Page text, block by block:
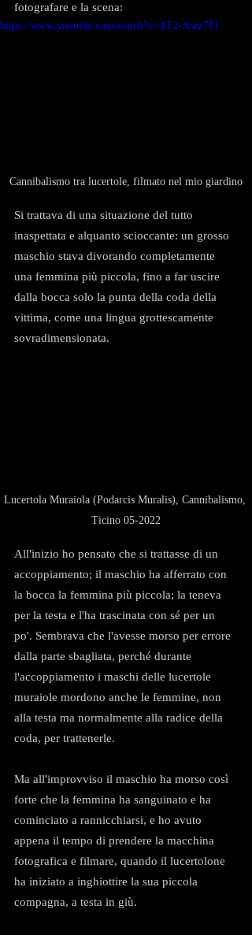
fotografare e la scena:
https://www.youtube.com/watch?v=4T2-Xszz7FI
Cannibalismo tra lucertole, filmato nel mio giardino
Si trattava di una situazione del tutto
inaspettata e alquanto scioccante: un grosso
maschio stava divorando completamente
una femmina più piccola, fino a far uscire
dalla bocca solo la punta della coda della
vittima, come una lingua grottescamente
sovradimensionata.
Lucertola Muraiola (Podarcis Muralis), Cannibalismo,
Ticino 05-2022
All'inizio ho pensato che si trattasse di un
accoppiamento; il maschio ha afferrato con
la bocca la femmina più piccola; la teneva
per la testa e l'ha trascinata con sé per un
po'. Sembrava che l'avesse morso per errore
dalla parte sbagliata, perché durante
l'accoppiamento i maschi delle lucertole
muraiole mordono anche le femmine, non
alla testa ma normalmente alla radice della
coda, per trattenerle.
Ma all'improvviso il maschio ha morso così
forte che la femmina ha sanguinato e ha
cominciato a rannicchiarsi, e ho avuto
appena il tempo di prendere la macchina
fotografica e filmare, quando il lucertolone
ha iniziato a inghiottire la sua piccola
compagna, a testa in giù.